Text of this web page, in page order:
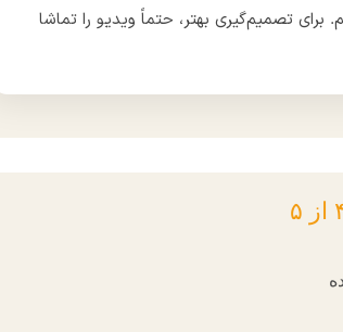
تصمیم‌گیری بهتر، حتماً ویدیو را تماشا